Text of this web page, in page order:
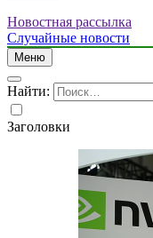
Новостная рассылка
Случайные новости
Меню
Найти:
Заголовки